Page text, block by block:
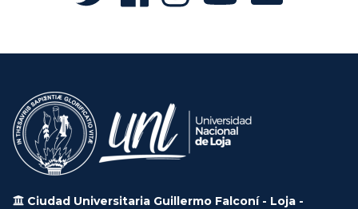
Ciudad Universitaria Guillermo Falconí - Loja -